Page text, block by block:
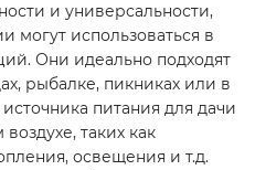
и универсальности,
могут использоваться в
Они идеально подходят
рыбалке, пикниках или в
питания для дачи
таких как
освещения и т.д.